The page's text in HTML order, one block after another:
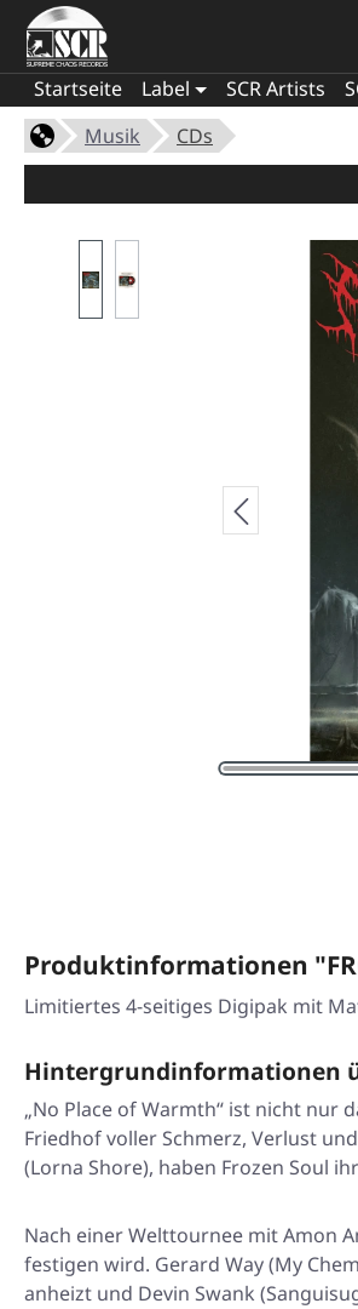
Startseite Label SCR Artists
Musik
CDs
Produktinformationen
Limitiertes 4-seitiges Digipak mit
Hintergrundinformationen
„No Place of Warmth“ ist nicht nur
Friedhof voller Schmerz, Verlust
(Lorna Shore), haben Frozen Soul
Nach einer Welttournee mit Amon
festigen wird. Gerard Way (My
anheizt und Devin Swank